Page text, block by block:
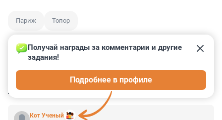
Париж Топор
КОММЕНТАРИИ 48
Кот Ученый
Получай награды за комментарии и другие
задания!
Подробнее в профиле